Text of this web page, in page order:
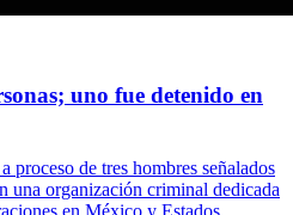
uno fue detenido en
de tres hombres señalados
una organización criminal dedicada
en México y Estados